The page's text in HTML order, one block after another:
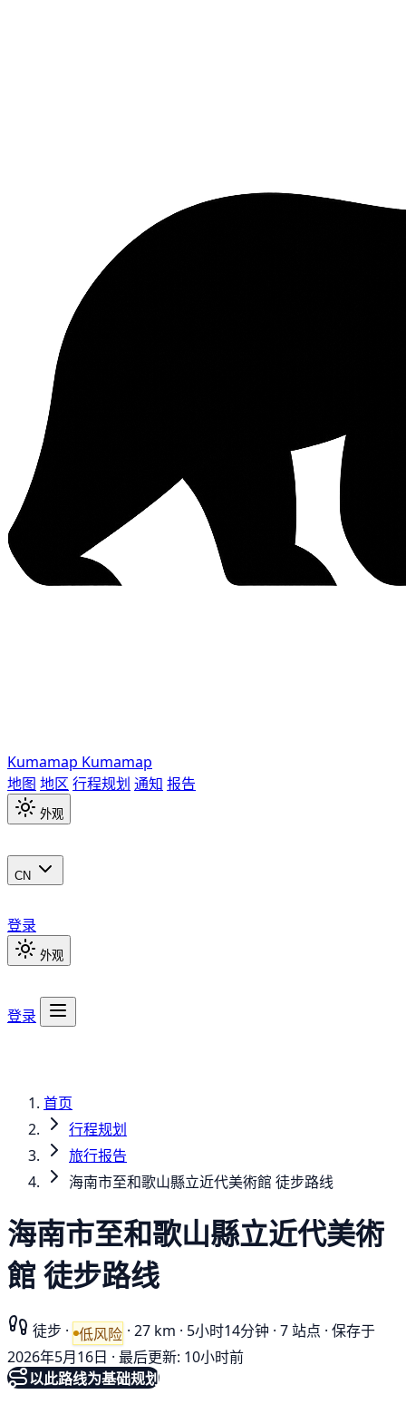
Kumamap Kumamap
地图 地区 行程规划 通知 报告
外观
CN
登录
外观
登录
首页
行程规划
旅行报告
海南市至和歌山縣立近代美術館 徒步路线
海南市至和歌山縣立近代美術
館 徒步路线
徒步 · 低风险 · 27 km · 5小时14分钟 · 7 站点 · 保存于
2026年5月16日 · 最后更新: 10小时前
以此路线为基础规划